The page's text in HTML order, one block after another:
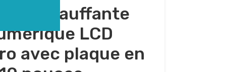
chauffante
LCD
avec plaque en